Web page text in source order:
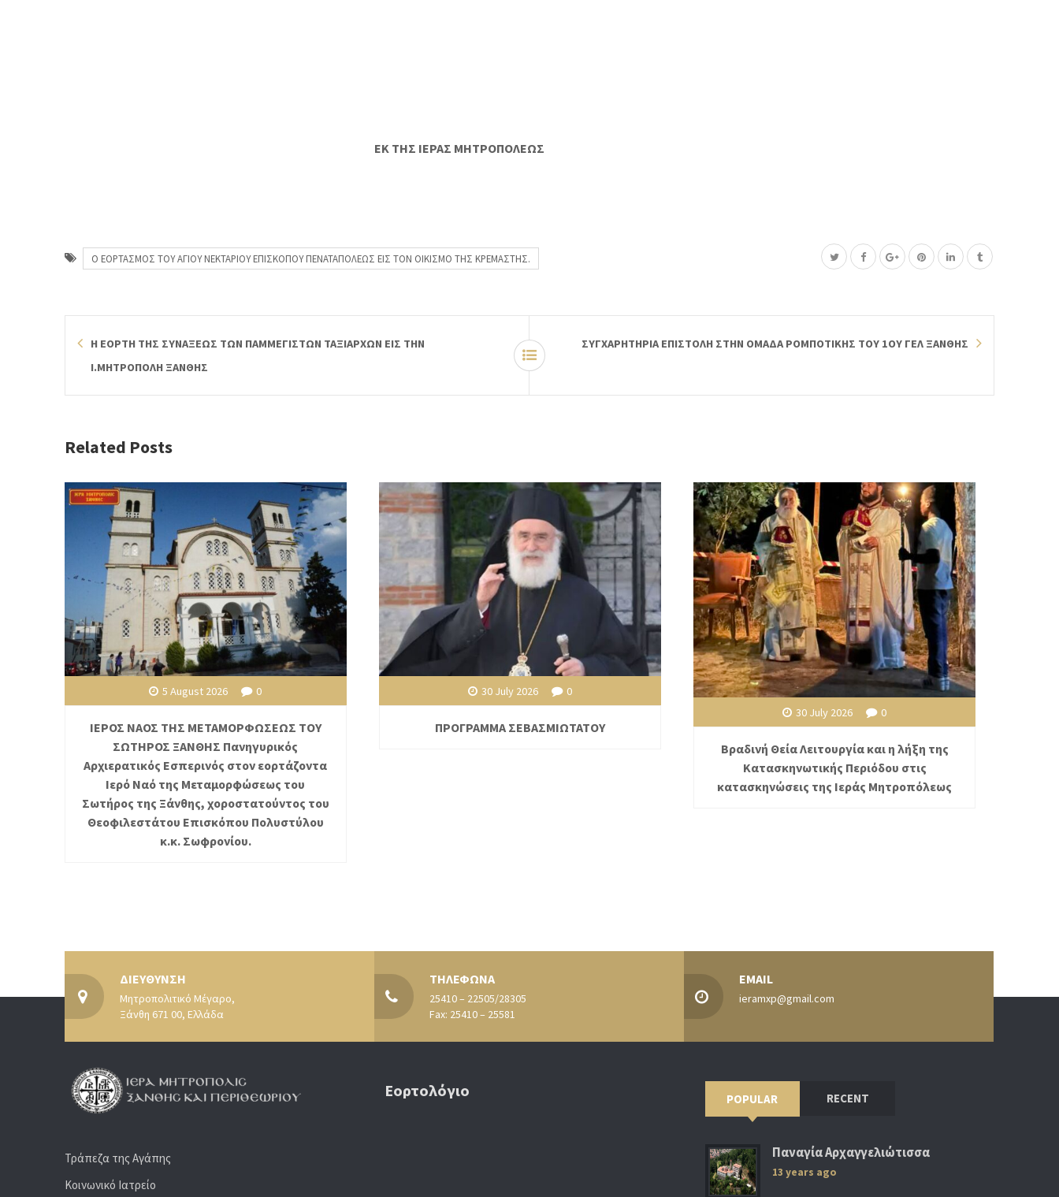
ΕΚ ΤΗΣ ΙΕΡΑΣ ΜΗΤΡΟΠΟΛΕΩΣ
Ο ΕΟΡΤΑΣΜΟΣ ΤΟΥ ΑΓΙΟΥ ΝΕΚΤΑΡΙΟΥ ΕΠΙΣΚΟΠΟΥ ΠΕΝΑΤΑΠΟΛΕΩΣ ΕΙΣ ΤΟΝ ΟΙΚΙΣΜΟ ΤΗΣ ΚΡΕΜΑΣΤΗΣ.
Η ΕΟΡΤΗ ΤΗΣ ΣΥΝΑΞΕΩΣ ΤΩΝ ΠΑΜΜΕΓΙΣΤΩΝ ΤΑΞΙΑΡΧΩΝ ΕΙΣ ΤΗΝ
Ι.ΜΗΤΡΟΠΟΛΗ ΞΑΝΘΗΣ
ΣΥΓΧΑΡΗΤΗΡΙΑ ΕΠΙΣΤΟΛΗ ΣΤΗΝ ΟΜΑΔΑ ΡΟΜΠΟΤΙΚΗΣ ΤΟΥ 1ΟΥ ΓΕΛ ΞΑΝΘΗΣ
Related Posts
5 August 2026 0
ΙΕΡΟΣ ΝΑΟΣ ΤΗΣ ΜΕΤΑΜΟΡΦΩΣΕΩΣ ΤΟΥ
ΣΩΤΗΡΟΣ ΞΑΝΘΗΣ Πανηγυρικός
Αρχιερατικός Εσπερινός στον εορτάζοντα
Ιερό Ναό της Μεταμορφώσεως του
Σωτήρος της Ξάνθης, χοροστατούντος του
Θεοφιλεστάτου Επισκόπου Πολυστύλου
κ.κ. Σωφρονίου.
30 July 2026 0
ΠΡΟΓΡΑΜΜΑ ΣΕΒΑΣΜΙΩΤΑΤΟΥ
30 July 2026 0
Βραδινή Θεία Λειτουργία και η λήξη της
Κατασκηνωτικής Περιόδου στις
κατασκηνώσεις της Ιεράς Μητροπόλεως
ΔΙΕΥΘΥΝΣΗ
Μητροπολιτικό Μέγαρο,
Ξάνθη 671 00, Ελλάδα
ΤΗΛΕΦΩΝΑ
25410 – 22505/28305
Fax: 25410 – 25581
EMAIL
ieramxp@gmail.com
Τράπεζα της Αγάπης
Κοινωνικό Ιατρείο
Εορτολόγιο POPULAR RECENT
Παναγία Αρχαγγελιώτισσα
13 years ago